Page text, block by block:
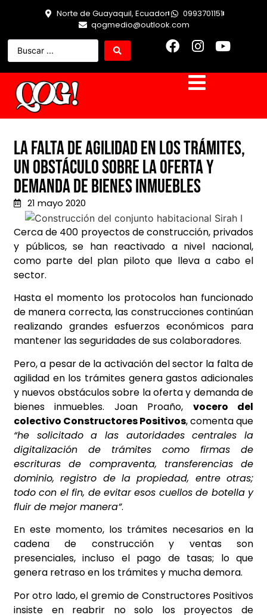
Norte de Guayaquil, Ecuador
0993701151
qogmedio@outlook.com
La falta de agilidad en los trámites,
un obstáculo sobre la oferta y
demanda de bienes inmuebles
21 mayo 2020
Cerca de 400 proyectos de construcción, privados
y públicos, se han reactivado a nivel nacional,
como parte del plan piloto que lleva a cabo el
sector.
Hasta el momento los protocolos han funcionado
de manera correcta, las construcciones continúan
realizando grandes esfuerzos económicos para
mantener las seguridades de sus colaboradores.
Pero, a pesar de la activación del sector la falta de
agilidad en los trámites genera gastos adicionales
y nuevos obstáculos sobre la oferta y demanda de
bienes inmuebles. Joan Proaño, vocero del
colectivo Constructores Positivos, comenta que
“he solicitado a las autoridades centrales la
digitalización de trámites como firmas de
escrituras de compraventa, transferencias de
dominio, registro de la propiedad, entre otras;
todo con el fin, de evitar esos cuellos de botella y
fluir de mejor manera”.
En este momento, los trámites necesarios en la
cadena de construcción y ventas son
presenciales, incluso el pago de tasas; lo que
genera retraso en los trámites y mucha demora.
Por otro lado, el gremio de Constructores Positivos
insiste en reabrir no solo los proyectos de